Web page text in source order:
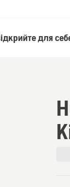
для